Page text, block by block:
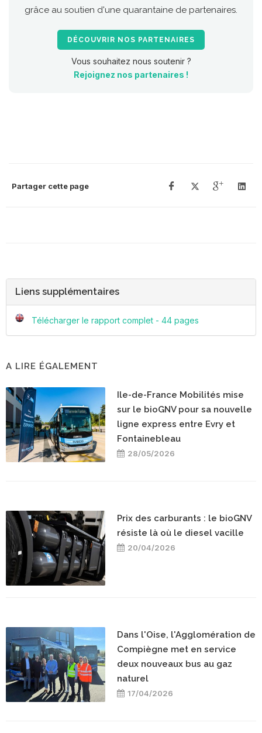
grâce au soutien d'une quarantaine de partenaires.
DÉCOUVRIR NOS PARTENAIRES
Vous souhaitez nous soutenir ?
Rejoignez nos partenaires !
Partager cette page
Liens supplémentaires
Télécharger le rapport complet - 44 pages
A LIRE ÉGALEMENT
Ile-de-France Mobilités mise
sur le bioGNV pour sa nouvelle
ligne express entre Evry et
Fontainebleau
28/05/2026
Prix des carburants : le bioGNV
résiste là où le diesel vacille
20/04/2026
Dans l'Oise, l'Agglomération de
Compiègne met en service
deux nouveaux bus au gaz
naturel
17/04/2026